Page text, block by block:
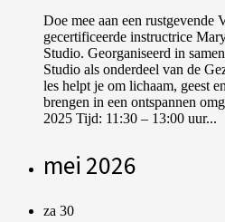
Doe mee aan een rustgevende
gecertificeerde instructrice
Studio. Georganiseerd in
Studio als onderdeel van de
les helpt je om lichaam, geest
brengen in een ontspannen
2025 Tijd: 11:30 – 13:00 uur...
mei 2026
za 30